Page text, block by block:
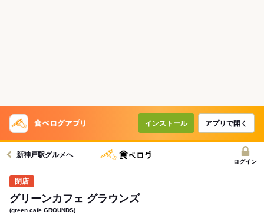
インストール アプリで開く
新神戸駅グルメへ
ログイン
グリーンカフェ グラウンズ
(green cafe GROUNDS)